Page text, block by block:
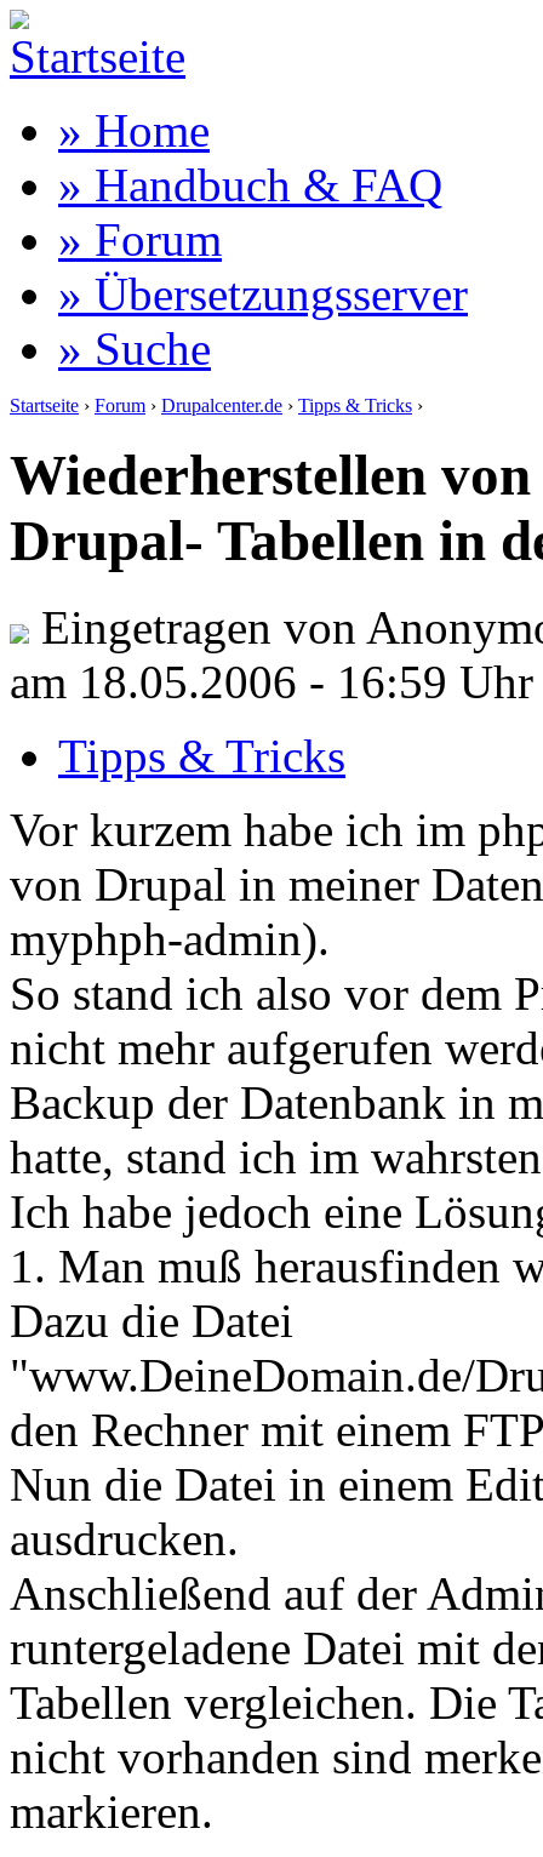
» Home
» Handbuch & FAQ
» Forum
» Übersetzungsserver
» Suche
Startseite › Forum › Drupalcenter.de › Tipps & Tricks ›
Wiederherstellen
Drupal- Tabellen in
Eingetragen von
am 18.05.2006 - 16:59 Uhr
Tipps & Tricks
Vor kurzem habe ich im
von Drupal in meiner
myphph-admin).
So stand ich also vor dem
nicht mehr aufgerufen
Backup der Datenbank in
hatte, stand ich im
Ich habe jedoch eine
1. Man muß herausfinden
Dazu die Datei
"www.DeineDomain.de/
den Rechner mit einem
Nun die Datei in einem
ausdrucken.
Anschließend auf der
runtergeladene Datei mit
Tabellen vergleichen. Die
nicht vorhanden sind
markieren.